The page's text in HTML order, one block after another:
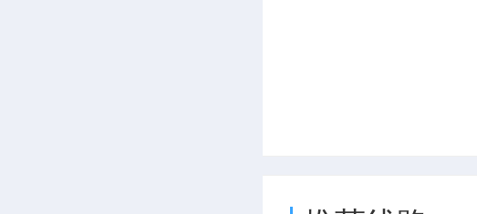
一女叫小姣，
让她帮忙。但
么受得了，所